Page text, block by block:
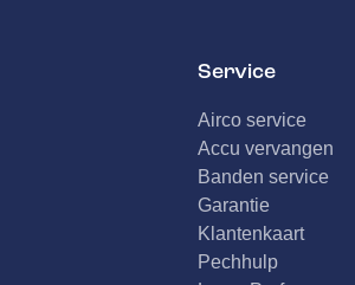
Service
Airco service
Accu vervangen
Banden service
Garantie
Klantenkaart
Pechhulp